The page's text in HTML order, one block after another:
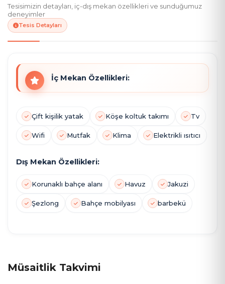
Tesisimizin detayları, iç-dış mekan özellikleri ve sunduğumuz
deneyimler
Tesis Detayları
İç Mekan Özellikleri:
Çift kişilik yatak Köşe koltuk takımı Tv
Wifi Mutfak Klima Elektrikli ısıtıcı
Dış Mekan Özellikleri:
Korunaklı bahçe alanı Havuz Jakuzi
Şezlong Bahçe mobilyası barbekü
Müsaitlik Takvimi